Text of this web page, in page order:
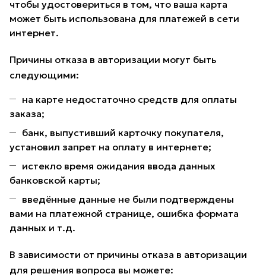
чтобы удостовериться в том, что ваша карта
может быть использована для платежей в сети
интернет.
Причины отказа в авторизации могут быть
следующими:
на карте недостаточно средств для оплаты
заказа;
банк, выпустивший карточку покупателя,
установил запрет на оплату в интернете;
истекло время ожидания ввода данных
банковской карты;
введённые данные не были подтверждены
вами на платежной странице, ошибка формата
данных и т.д.
В зависимости от причины отказа в авторизации
для решения вопроса вы можете: